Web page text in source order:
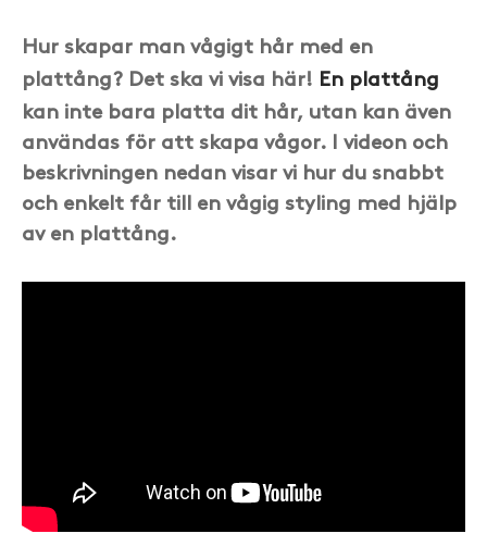
Hur skapar man vågigt hår med en
plattång? Det ska vi visa här! En plattång
kan inte bara platta dit hår, utan kan även
användas för att skapa vågor. I videon och
beskrivningen nedan visar vi hur du snabbt
och enkelt får till en vågig styling med hjälp
av en plattång.